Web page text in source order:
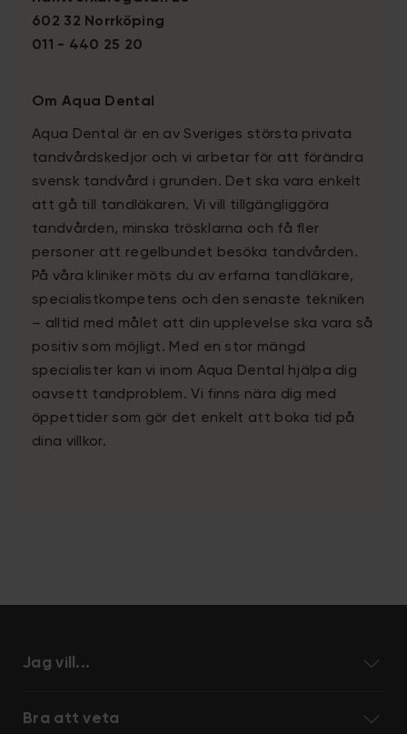
602 32 Norrköping
011 - 440 25 20
Om Aqua Dental
Aqua Dental är en av Sveriges största privata
tandvårdskedjor och vi arbetar för att förändra
svensk tandvård i grunden. Det ska vara enkelt
att gå till tandläkaren. Vi vill tillgängliggöra
tandvården, minska trösklarna och få fler
personer att regelbundet besöka tandvården.
På våra kliniker möts du av erfarna tandläkare,
specialistkompetens och den senaste tekniken
– alltid med målet att din upplevelse ska vara så
positiv som möjligt. Med en stor mängd
specialister kan vi inom Aqua Dental hjälpa dig
oavsett tandproblem. Vi finns nära dig med
öppettider som gör det enkelt att boka tid på
dina villkor.
Jag vill...
Bra att veta